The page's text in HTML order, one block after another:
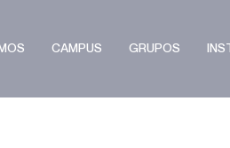
CAMPUS GRUPOS